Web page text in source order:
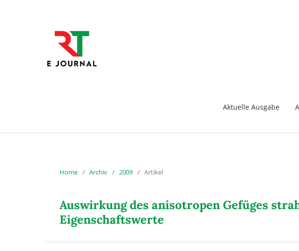
Aktuelle Ausgabe
Home / Archiv / 2009 / Artikel
Auswirkung des anisotropen Gefüges
Eigenschaftswerte